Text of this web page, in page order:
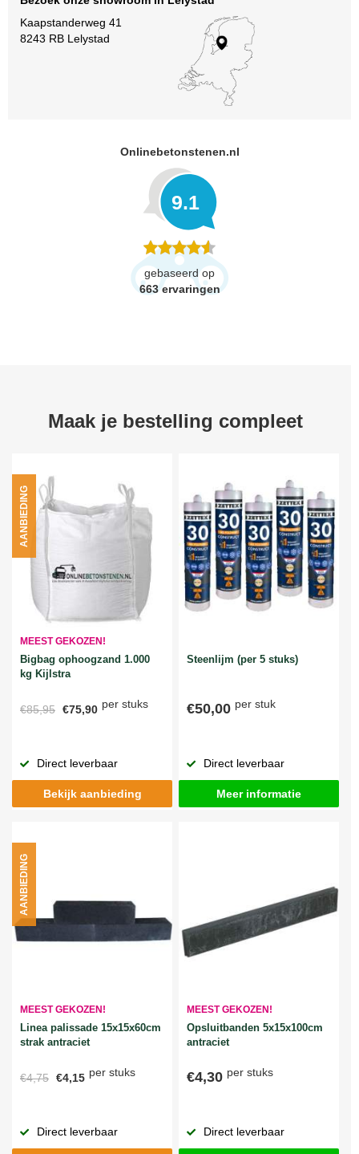
Kaapstanderweg 41
8243 RB Lelystad
Onlinebetonstenen.nl
9.1
gebaseerd op
663 ervaringen
Maak je bestelling compleet
MEEST GEKOZEN!
Bigbag ophoogzand 1.000
kg Kijlstra
€85,95 €75,90 per stuks
AANBIEDING
Direct leverbaar
Bekijk aanbieding
Steenlijm (per 5 stuks)
€50,00 per stuk
Direct leverbaar
Meer informatie
MEEST GEKOZEN!
Linea palissade 15x15x60cm
strak antraciet
€4,75 €4,15 per stuks
AANBIEDING
Direct leverbaar
MEEST GEKOZEN!
Opsluitbanden 5x15x100cm
antraciet
€4,30 per stuks
Direct leverbaar